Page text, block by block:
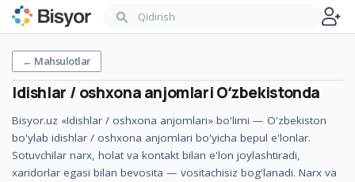
← Mahsulotlar
Idishlar / oshxona anjomlariOʻzbekistonda
Bisyor.uz «Idishlar / oshxona anjomlari» bo'limi — O'zbekiston
bo'ylab idishlar / oshxona anjomlari bo'yicha bepul e'lonlar.
Sotuvchilar narx, holat va kontakt bilan e'lon joylashtiradi,
xaridorlar egasi bilan bevosita — vositachisiz bog'lanadi. Narx va